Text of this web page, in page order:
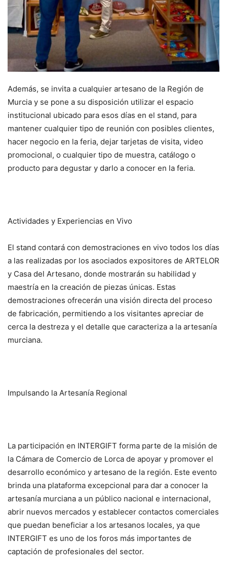
Además, se invita a cualquier artesano de la Región de
Murcia y se pone a su disposición utilizar el espacio
institucional ubicado para esos días en el stand, para
mantener cualquier tipo de reunión con posibles clientes,
hacer negocio en la feria, dejar tarjetas de visita, video
promocional, o cualquier tipo de muestra, catálogo o
producto para degustar y darlo a conocer en la feria.
Actividades y Experiencias en Vivo
El stand contará con demostraciones en vivo todos los días
a las realizadas por los asociados expositores de ARTELOR
y Casa del Artesano, donde mostrarán su habilidad y
maestría en la creación de piezas únicas. Estas
demostraciones ofrecerán una visión directa del proceso
de fabricación, permitiendo a los visitantes apreciar de
cerca la destreza y el detalle que caracteriza a la artesanía
murciana.
Impulsando la Artesanía Regional
La participación en INTERGIFT forma parte de la misión de
la Cámara de Comercio de Lorca de apoyar y promover el
desarrollo económico y artesano de la región. Este evento
brinda una plataforma excepcional para dar a conocer la
artesanía murciana a un público nacional e internacional,
abrir nuevos mercados y establecer contactos comerciales
que puedan beneficiar a los artesanos locales, ya que
INTERGIFT es uno de los foros más importantes de
captación de profesionales del sector.